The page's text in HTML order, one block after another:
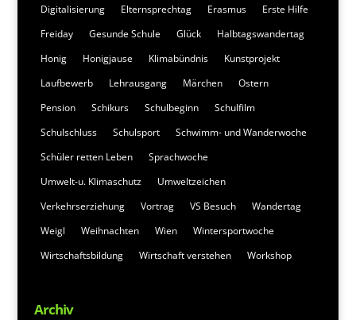
Digitalisierung Elternsprechtag Erasmus
Erste Hilfe
Freiday
Gesunde Schule Glück
Halbtagswandertag
Honig
Honigjause Klimabündnis
Kunstprojekt
Laufbewerb
Lehrausgang Märchen
Ostern
Pension
Schikurs Schulbeginn
Schulfilm
Schulschluss
Schulsport
Schwimm- und Wanderwoche
Schüler retten Leben
Sprachwoche
Umwelt-u. Klimaschutz
Umweltzeichen
Verkehrserziehung
Vortrag VS Besuch
Wandertag
Weigl
Weihnachten Wien
Wintersportwoche
Wirtschaftsbildung
Wirtschaft verstehen Workshop
Archiv